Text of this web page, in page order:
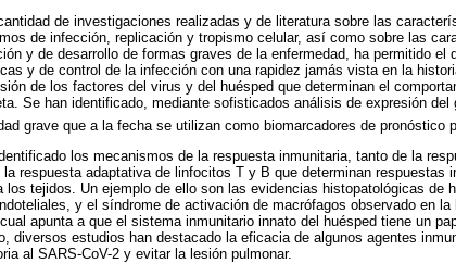
de investigaciones realizadas y de literatura sobre las
de infección, replicación y tropismo celular, así como sobre las
y de desarrollo de formas graves de la enfermedad, ha permitido el
y de control de la infección con una rapidez jamás vista en la
de los factores del virus y del huésped que determinan el
Se han identificado, mediante sofisticados análisis de expresión
grave que a la fecha se utilizan como biomarcadores de pronóstico
los mecanismos de la respuesta inmunitaria, tanto de la
la respuesta adaptativa de linfocitos T y B que determinan respuestas
los tejidos. Un ejemplo de ello son las evidencias histopatológicas de
y el síndrome de activación de macrófagos observado en
apunta a que el sistema inmunitario innato del huésped tiene un
diversos estudios han destacado la eficacia de algunos agentes
al SARS-CoV-2 y evitar la lesión pulmonar.